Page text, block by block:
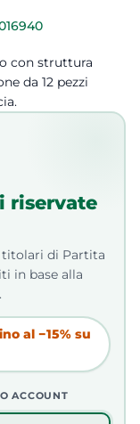
con struttura
da 12 pezzi
riservate
titolari di Partita
in base alla
al −15% su
ACCOUNT